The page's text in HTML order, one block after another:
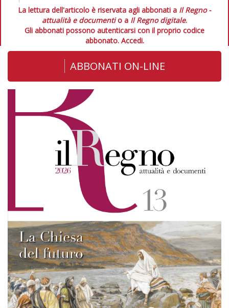
La lettura dell'articolo è riservata agli abbonati a Il Regno -
attualità e documentio a Il Regno digitale.
Gli abbonati possono autenticarsi con il proprio codice
abbonato. Accedi.
ABBONATI ON-LINE